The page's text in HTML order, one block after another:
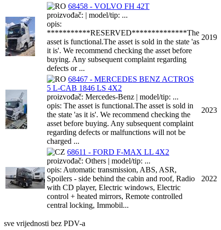
68458 - VOLVO FH 42T
proizvođač: | model/tip: ...
opis:
***********RESERVED**************The
asset is functional.The asset is sold in the state 'as
it is'. We recommend checking the asset before
buying. Any subsequent complaint regarding
defects or ...
2019
68467 - MERCEDES BENZ ACTROS
5 L-CAB 1846 LS 4X2
proizvođač: Mercedes-Benz | model/tip: ...
opis: The asset is functional.The asset is sold in
the state 'as it is'. We recommend checking the
asset before buying. Any subsequent complaint
regarding defects or malfunctions will not be
charged ...
2023
68611 - FORD F-MAX LL 4X2
proizvođač: Others | model/tip: ...
opis: Automatic transmission, ABS, ASR,
Spoilers - side behind the cabin and roof, Radio
with CD player, Electric windows, Electric
control + heated mirrors, Remote controlled
central locking, Immobil...
2022
sve vrijednosti bez PDV-a